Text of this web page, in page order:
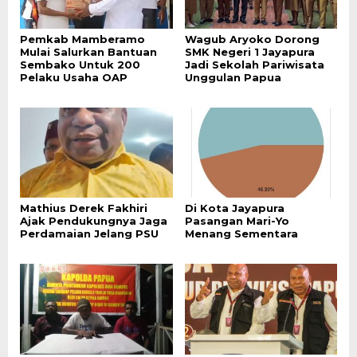
Pemkab Mamberamo
Mulai Salurkan Bantuan
Sembako Untuk 200
Pelaku Usaha OAP
Wagub Aryoko Dorong
SMK Negeri 1 Jayapura
Jadi Sekolah Pariwisata
Unggulan Papua
Mathius Derek Fakhiri
Ajak Pendukungnya Jaga
Perdamaian Jelang PSU
Di Kota Jayapura
Pasangan Mari-Yo
Menang Sementara